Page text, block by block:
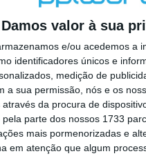
Damos valor à sua
e/ou acedemos a
identificadores únicos e
medição de
a sua permissão, nós e os
da procura de
parte dos nossos 1733
mais pormenorizadas e
em atenção que algum